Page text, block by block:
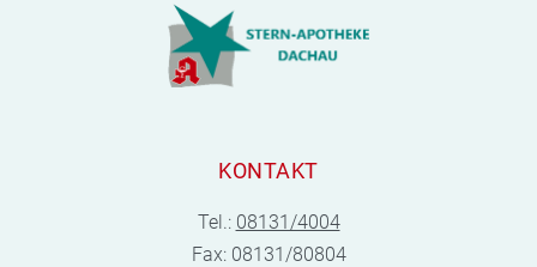
KONTAKT
Tel.: 08131/4004
Fax: 08131/80804